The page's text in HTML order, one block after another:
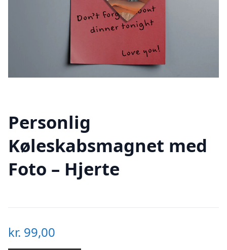
Personlig
Køleskabsmagnet med
Foto – Hjerte
kr. 99,00